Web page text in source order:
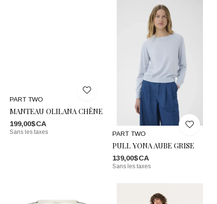
PART TWO
MANTEAU OLILANA CHÊNE
199,00$CA
Sans les taxes PART TWO
PULL YONA AUBE GRISE
139,00$CA
Sans les taxes